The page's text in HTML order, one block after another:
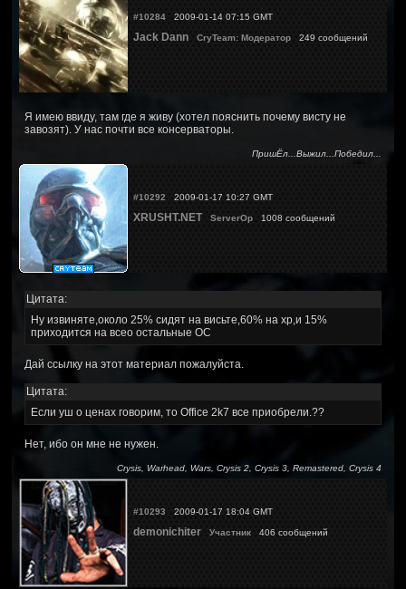
#10284 2009-01-14 07:15 GMT
Jack Dann CryTeam: Модератор 249 сообщений
Я имею ввиду, там где я живу (хотел пояснить почему висту не
завозят). У нас почти все консерваторы.
ПришЁл...Выжил...Победил...
#10292 2009-01-17 10:27 GMT
XRUSHT.NET ServerOp 1008 сообщений
Цитата:
Ну извиняте,около 25% сидят на висьте,60% на хр,и 15%
приходится на всео остальные ОС
Дай ссылку на этот материал пожалуйста.
Цитата:
Если уш о ценах говорим, то Office 2k7 все приобрели.??
Нет, ибо он мне не нужен.
Crysis, Warhead, Wars, Crysis 2, Crysis 3, Remastered, Crysis 4
#10293 2009-01-17 18:04 GMT
demonichiter Участник 406 сообщений